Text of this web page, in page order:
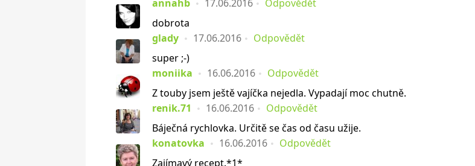
annahb
17.06.2016
Odpovědět
dobrota
glady
17.06.2016
Odpovědět
super ;-)
moniika
16.06.2016
Odpovědět
Z touby jsem ještě vajíčka nejedla. Vypadají moc chutně.
renik.71
16.06.2016
Odpovědět
Báječná rychlovka. Určitě se čas od času užije.
konatovka
16.06.2016
Odpovědět
Zajímavý recept.*1*